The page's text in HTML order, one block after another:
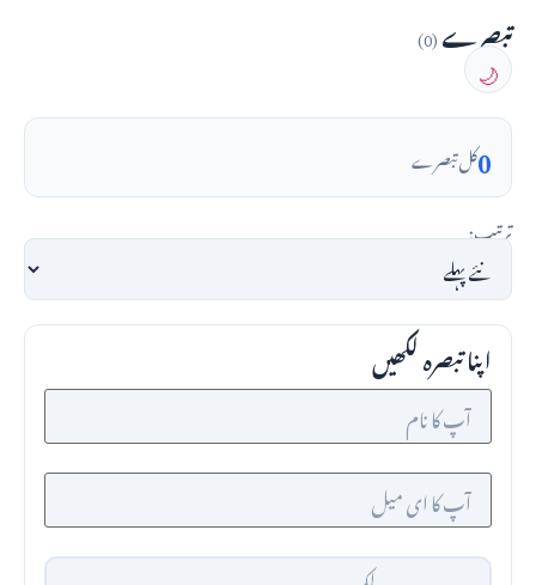
تبصرے(0)
🌙
0کل تبصرے
ترتیب:
اپنا تبصرہ لکھیں